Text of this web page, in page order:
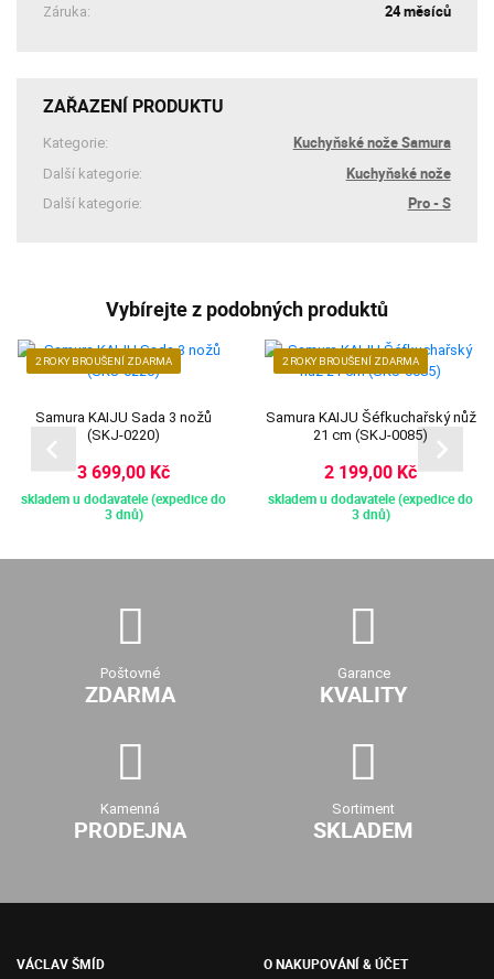
Záruka: 24 měsíců
ZAŘAZENÍ PRODUKTU
Kategorie: Kuchyňské nože Samura
Další kategorie: Kuchyňské nože
Další kategorie: Pro - S
Vybírejte z podobných produktů
2 ROKY BROUŠENÍ ZDARMA
Samura KAIJU Sada 3 nožů
(SKJ-0220)
3 699,00 Kč
skladem u dodavatele (expedice do
3 dnů)
2 ROKY BROUŠENÍ ZDARMA
Samura KAIJU Šéfkuchařský nůž
21 cm (SKJ-0085)
2 199,00 Kč
skladem u dodavatele (expedice do
3 dnů)
Poštovné
ZDARMA
Garance
KVALITY
Kamenná
PRODEJNA
Sortiment
SKLADEM
VÁCLAV ŠMÍD O NAKUPOVÁNÍ & ÚČET